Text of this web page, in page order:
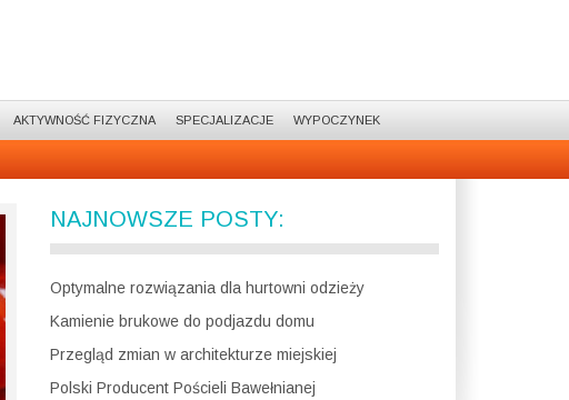
AKTYWNOŚĆ FIZYCZNA SPECJALIZACJE WYPOCZYNEK
NAJNOWSZE POSTY:
Optymalne rozwiązania dla hurtowni odzieży
Kamienie brukowe do podjazdu domu
Przegląd zmian w architekturze miejskiej
Polski Producent Pościeli Bawełnianej